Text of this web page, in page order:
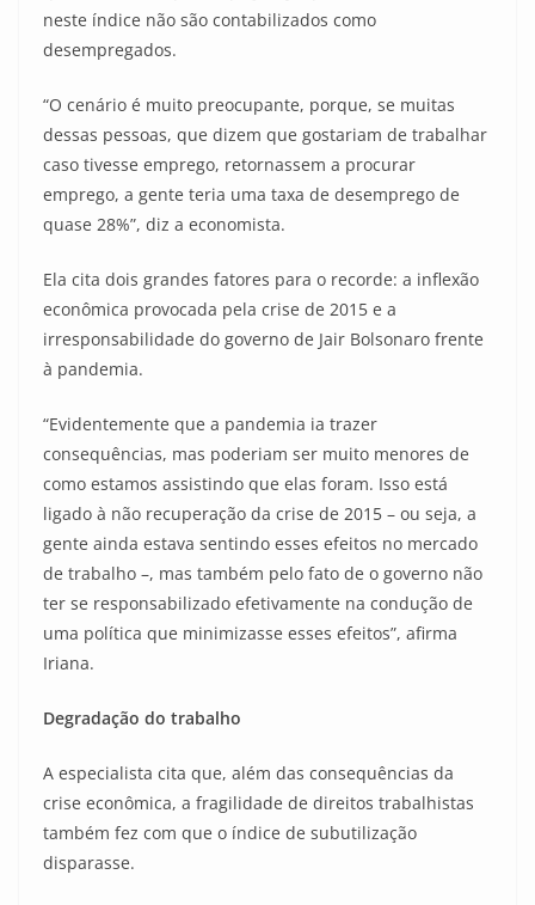
neste índice não são contabilizados como
desempregados.
“O cenário é muito preocupante, porque, se muitas
dessas pessoas, que dizem que gostariam de trabalhar
caso tivesse emprego, retornassem a procurar
emprego, a gente teria uma taxa de desemprego de
quase 28%”, diz a economista.
Ela cita dois grandes fatores para o recorde: a inflexão
econômica provocada pela crise de 2015 e a
irresponsabilidade do governo de Jair Bolsonaro frente
à pandemia.
“Evidentemente que a pandemia ia trazer
consequências, mas poderiam ser muito menores de
como estamos assistindo que elas foram. Isso está
ligado à não recuperação da crise de 2015 – ou seja, a
gente ainda estava sentindo esses efeitos no mercado
de trabalho –, mas também pelo fato de o governo não
ter se responsabilizado efetivamente na condução de
uma política que minimizasse esses efeitos”, afirma
Iriana.
Degradação do trabalho
A especialista cita que, além das consequências da
crise econômica, a fragilidade de direitos trabalhistas
também fez com que o índice de subutilização
disparasse.